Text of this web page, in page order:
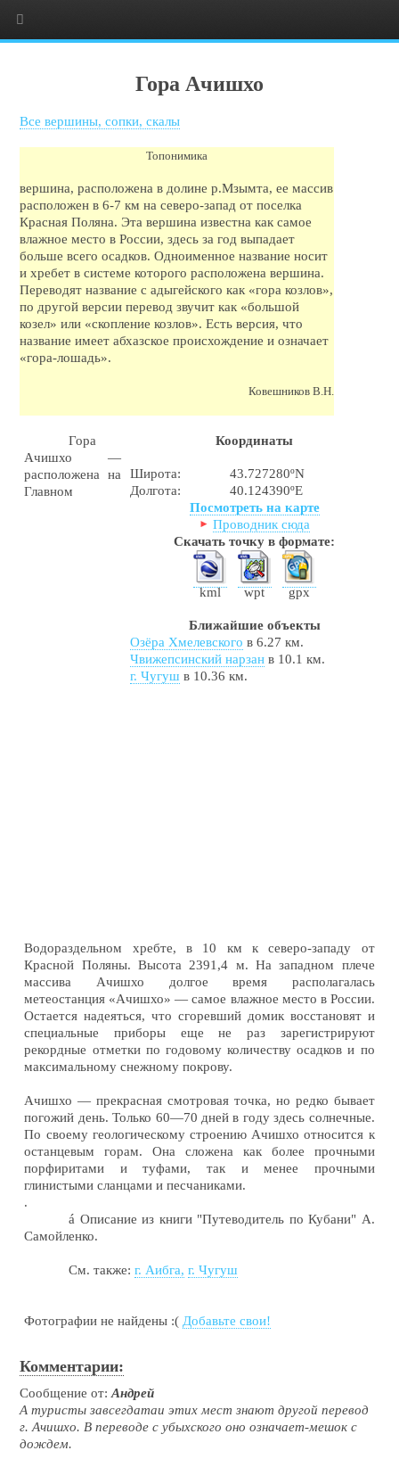
Гора Ачишхо
Все вершины, сопки, скалы
Топонимика
вершина, расположена в долине р.Мзымта, ее массив
расположен в 6-7 км на северо-запад от поселка
Красная Поляна. Эта вершина известна как самое
влажное место в России, здесь за год выпадает
больше всего осадков. Одноименное название носит
и хребет в системе которого расположена вершина.
Переводят название с адыгейского как «гора козлов»,
по другой версии перевод звучит как «большой
козел» или «скопление козлов». Есть версия, что
название имеет абхазское происхождение и означает
«гора-лошадь».
Ковешников В.Н.
Координаты
Широта:
43.727280ºN
Долгота:
40.124390ºE
Посмотреть на карте
Проводник сюда
Скачать точку в формате:
kml wpt gpx
Ближайшие объекты
Озёра Хмелевского в 6.27 км.
Чвижепсинский нарзанв 10.1 км.
г. Чугуш в 10.36 км.
Гора
Ачишхо —
расположена на
Главном
Водораздельном хребте, в 10 км к северо-западу от
Красной Поляны. Высота 2391,4 м. На западном плече
массива Ачишхо долгое время располагалась
метеостанция «Ачишхо» — самое влажное место в России.
Остается надеяться, что сгоревший домик восстановят и
специальные приборы еще не раз зарегистрируют
рекордные отметки по годовому количеству осадков и по
максимальному снежному покрову.
Ачишхо — прекрасная смотровая точка, но редко бывает
погожий день. Только 60—70 дней в году здесь солнечные.
По своему геологическому строению Ачишхо относится к
останцевым горам. Она сложена как более прочными
порфиритами и туфами, так и менее прочными
глинистыми сланцами и песчаниками.
.
á Описание из книги "Путеводитель по Кубани" А.
Самойленко.
См. также:г. Аибга, г. Чугуш
Фотографии не найдены :( Добавьте свои!
Комментарии:
Сообщение от:Андрей
А туристы завсегдатаи этих мест знают другой перевод
г. Ачишхо. В переводе с убыхского оно означает-мешок с
дождем.